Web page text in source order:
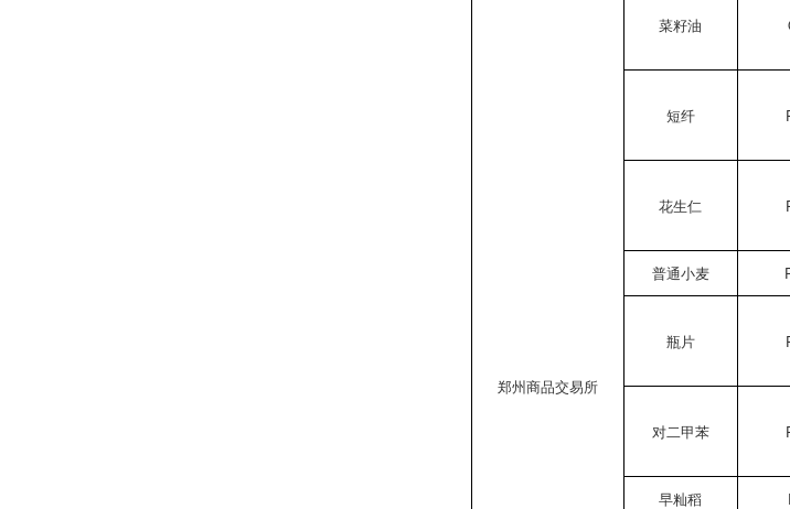
郑州商品交易所
菜籽油
短纤
花生仁
普通小麦
瓶片
对二甲苯
早籼稻